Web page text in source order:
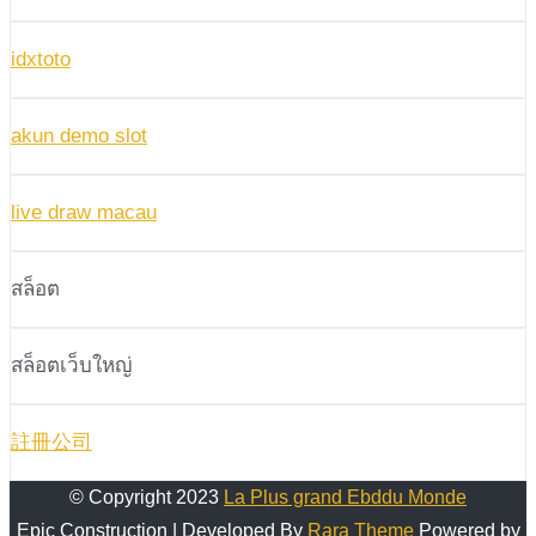
idxtoto
akun demo slot
live draw macau
สล็อต
สล็อตเว็บใหญ่
註冊公司
© Copyright 2023 La Plus grand Ebddu Monde
Epic Construction | Developed By Rara Theme Powered by